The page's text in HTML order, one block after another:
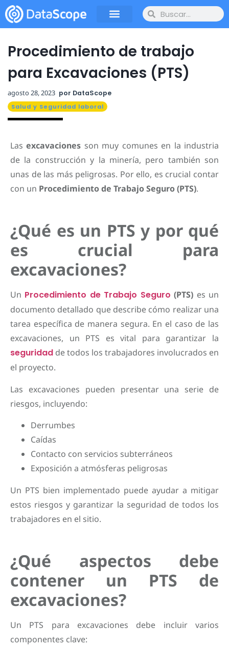
Procedimiento de trabajo
para Excavaciones (PTS)
agosto 28, 2023 por DataScope
Salud y Seguridad laboral
Lasexcavaciones son muy comunes en la industria
de la construcción y la minería, pero también son
unas de las más peligrosas. Por ello, es crucial contar
con un Procedimiento de Trabajo Seguro (PTS).
¿Qué es un PTS y por qué
es crucial para
excavaciones?
Un Procedimiento de Trabajo Seguro (PTS) es un
documento detallado que describe cómo realizar una
tarea específica de manera segura. En el caso de las
excavaciones, un PTS es vital para garantizar la
seguridad de todos los trabajadores involucrados en
el proyecto.
Las excavaciones pueden presentar una serie de
riesgos, incluyendo:
Derrumbes
Caídas
Contacto con servicios subterráneos
Exposición a atmósferas peligrosas
Un PTS bien implementado puede ayudar a mitigar
estos riesgos y garantizar la seguridad de todos los
trabajadores en el sitio.
¿Qué aspectos debe
contener un PTS de
excavaciones?
Un PTS para excavaciones debe incluir varios
componentes clave: